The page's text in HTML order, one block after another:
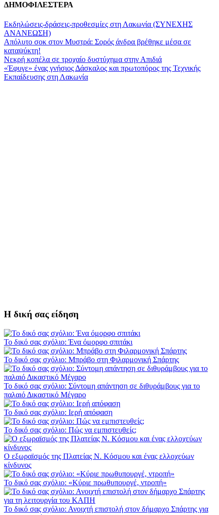
ΔΗΜΟΦΙΛΕΣΤΕΡΑ
Εκδηλώσεις-δράσεις-προθεσμίες στη Λακωνία (ΣΥΝΕΧΗΣ
ΑΝΑΝΕΩΣΗ)
Απόλυτο σοκ στον Μυστρά: Σορός άνδρα βρέθηκε μέσα σε
καταψύκτη!
Νεκρή κοπέλα σε τροχαίο δυστύχημα στην Απιδιά
«Έφυγε» ένας γνήσιος Δάσκαλος και πρωτοπόρος της Τεχνικής
Εκπαίδευσης στη Λακωνία
Η δική σας είδηση
Το δικό σας σχόλιο: Ένα όμορφο σπιτάκι
Το δικό σας σχόλιο: Μπράβο στη Φιλαρμονική Σπάρτης
Το δικό σας σχόλιο: Σύντομη απάντηση σε διθυράμβους για το
παλαιό Δικαστικό Μέγαρο
Το δικό σας σχόλιο: Ιερή απόφαση
Το δικό σας σχόλιο: Πώς να εμπιστευθείς;
Ο εξωραϊσμός της Πλατείας Ν. Κόσμου και ένας ελλοχεύων
κίνδυνος
Το δικό σας σχόλιο: «Κύριε πρωθυπουργέ, ντροπή»
Το δικό σας σχόλιο: Ανοιχτή επιστολή στον δήμαρχο Σπάρτης για